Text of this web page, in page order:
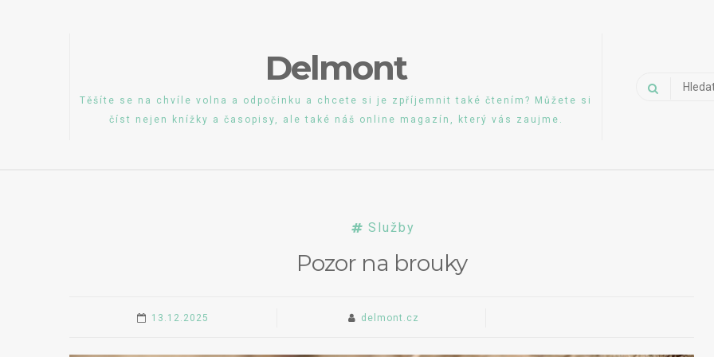
Delmont
Těšíte se na chvíle volna a odpočinku a chcete si je zpříjemnit také čtením? Můžete si
číst nejen knížky a časopisy, ale také náš online magazín, který vás zaujme.
Vyhledávání
Služby
Pozor na brouky
13.12.2025 delmont.cz